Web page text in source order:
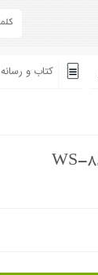
کتاب و رسانه